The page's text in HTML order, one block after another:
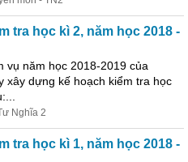
tra học kì 2, năm học 2018 -
vụ năm học 2018-2019 của
xây dựng kế hoạch kiểm tra học
Nghĩa 2
tra học kì 1, năm học 2018 -